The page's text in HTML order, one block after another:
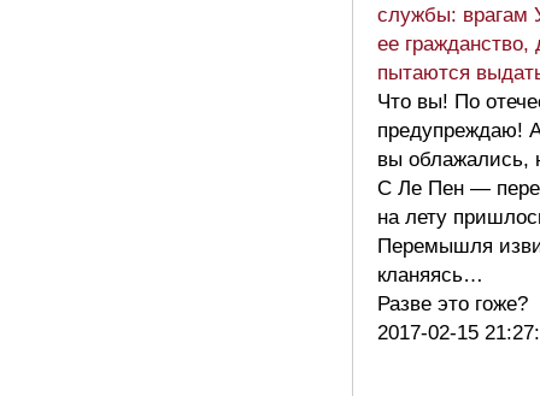
службы: врагам
ее гражданство,
пытаются
Что вы! По
предупреждаю!
вы облажались,
С Ле Пен —
на лету
Перемышля
кланяясь…
Разве это гоже?
2017-02-15